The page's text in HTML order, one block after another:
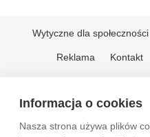
Informacja o cookies
Nasza strona używa plików
Wytyczne dla społeczności
Reklama Kontakt